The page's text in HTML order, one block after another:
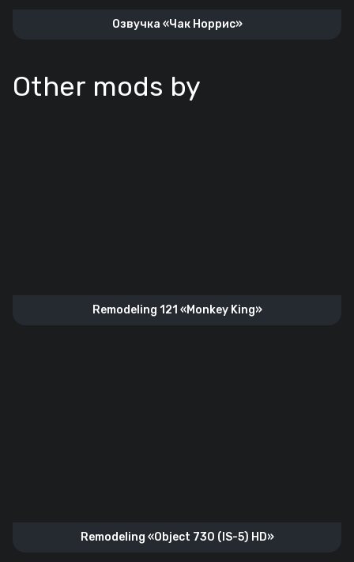
Озвучка «Чак Норрис»
Other mods by
Remodeling 121 «Monkey King»
Remodeling «Object 730 (IS-5) HD»